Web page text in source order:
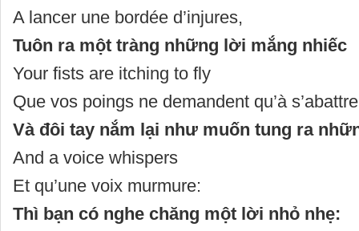
A lancer une bordée d’injures,
Tuôn ra một tràng những lời mắng nhiếc
Your fists are itching to fly
Que vos poings ne demandent qu’à
Và đôi tay nắm lại như muốn tung ra
And a voice whispers
Et qu’une voix murmure:
Thì bạn có nghe chăng một lời nhỏ nhẹ: